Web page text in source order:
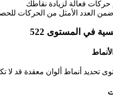
حركات فعالة لزيادة نقاطك
العدد الأمثل من الحركات للحصول
في المستوى 522
تحديد أنماط ألوان معقدة قد لا